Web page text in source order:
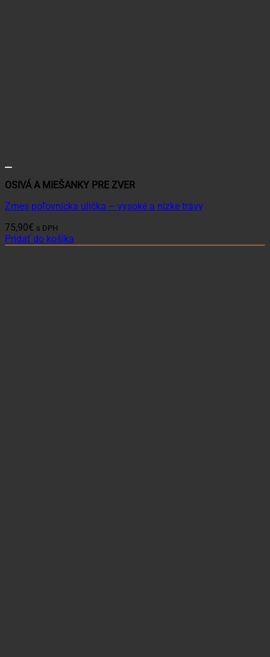
OSIVÁ A MIEŠANKY PRE ZVER
Zmes poľovnícka ulička – vysoké a nízke trávy
75,90€ s DPH
Pridať do košíka